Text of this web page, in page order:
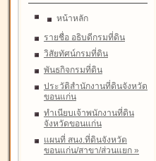
หน้าหลัก
รายชื่อ อธิบดีกรมที่ดิน
วิสัยทัศน์กรมที่ดิน
พันธกิจกรมที่ดิน
ประวัติสำนักงานที่ดินจังหวัด
ขอนแก่น
ทำเนียบเจ้าพนักงานที่ดิน
จังหวัดขอนแก่น
แผนที่ สนง.ที่ดินจังหวัด
ขอนแก่น/สาขา/ส่วนแยก »